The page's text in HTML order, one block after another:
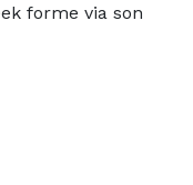
forme via son